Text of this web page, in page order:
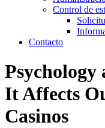
Control de
Contacto
It Affects
Casinos